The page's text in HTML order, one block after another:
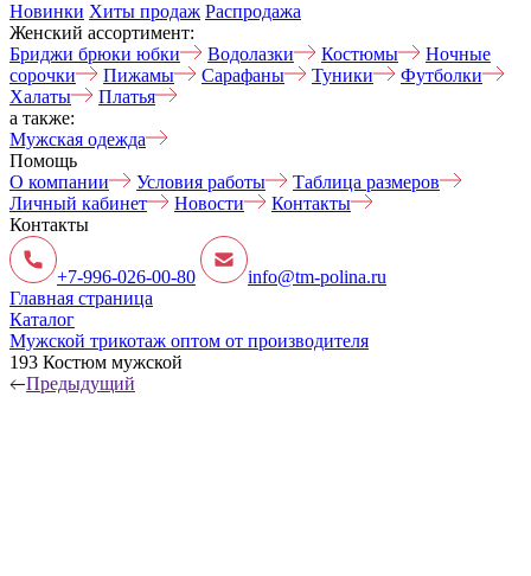
Новинки Хиты продаж Распродажа
Женский ассортимент:
Бриджи брюки юбки
Водолазки Костюмы
Ночные
сорочки
Пижамы Сарафаны Туники
Футболки
Халаты
Платья
а также:
Мужская одежда
Помощь
О компании
Условия работы
Таблица размеров
Личный кабинет
Новости
Контакты
Контакты
+7-996-026-00-80
info@tm-polina.ru
Главная страница
Каталог
Мужской трикотаж оптом от производителя
193 Костюм мужской
Предыдущий